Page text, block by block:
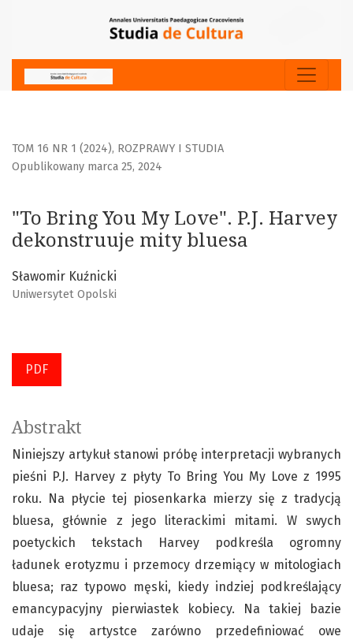
TOM 16 NR 1 (2024), ROZPRAWY I STUDIA
"To Bring You My Love". P.J. Harvey
dekonstruuje mity bluesa
Opublikowany marca 25, 2024
Sławomir Kuźnicki
Uniwersytet Opolski
PDF
Abstrakt
Niniejszy artykuł stanowi próbę interpretacji wybranych
pieśni P.J. Harvey z płyty To Bring You My Love z 1995
roku. Na płycie tej piosenkarka mierzy się z tradycją
bluesa, głównie z jego literackimi mitami. W swych
poetyckich tekstach Harvey podkreśla ogromny
ładunek erotyzmu i przemocy drzemiący w mitologiach
bluesa; raz typowo męski, kiedy indziej podkreślający
emancypacyjny pierwiastek kobiecy. Na takiej bazie
udaje się artystce zarówno przedefiniować owe